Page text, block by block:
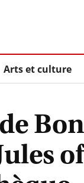
Arts et culture